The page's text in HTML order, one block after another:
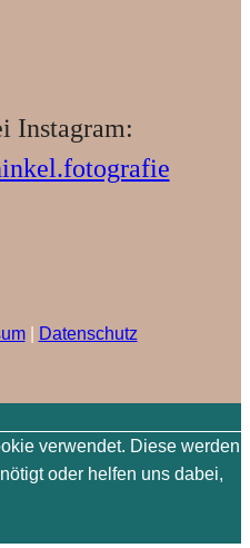
Instagram:
| Datenschutz
verwendet. Diese werden
oder helfen uns dabei,